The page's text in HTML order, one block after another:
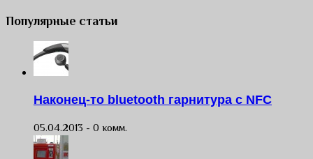
Популярные статьи
Наконец-то bluetooth гарнитура с NFC
05.04.2013 - 0 комм.